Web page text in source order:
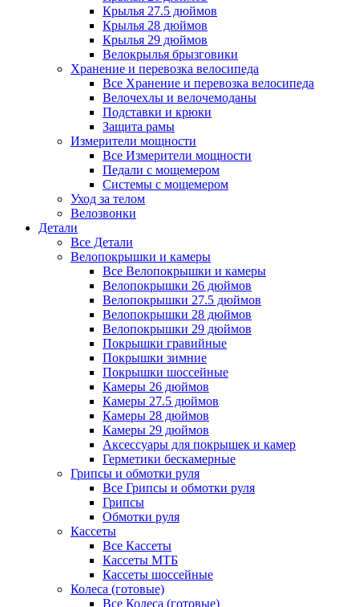
Крылья 27.5 дюймов
Крылья 28 дюймов
Крылья 29 дюймов
Велокрылья брызговики
Хранение и перевозка велосипеда
Все Хранение и перевозка велосипеда
Велочехлы и велочемоданы
Подставки и крюки
Защита рамы
Измерители мощности
Все Измерители мощности
Педали с мощемером
Системы с мощемером
Уход за телом
Велозвонки
Детали
Все Детали
Велопокрышки и камеры
Все Велопокрышки и камеры
Велопокрышки 26 дюймов
Велопокрышки 27.5 дюймов
Велопокрышки 28 дюймов
Велопокрышки 29 дюймов
Покрышки гравийные
Покрышки зимние
Покрышки шоссейные
Камеры 26 дюймов
Камеры 27.5 дюймов
Камеры 28 дюймов
Камеры 29 дюймов
Аксессуары для покрышек и камер
Герметики бескамерные
Грипсы и обмотки руля
Все Грипсы и обмотки руля
Грипсы
Обмотки руля
Кассеты
Все Кассеты
Кассеты МТБ
Кассеты шоссейные
Колеса (готовые)
Все Колеса (готовые)